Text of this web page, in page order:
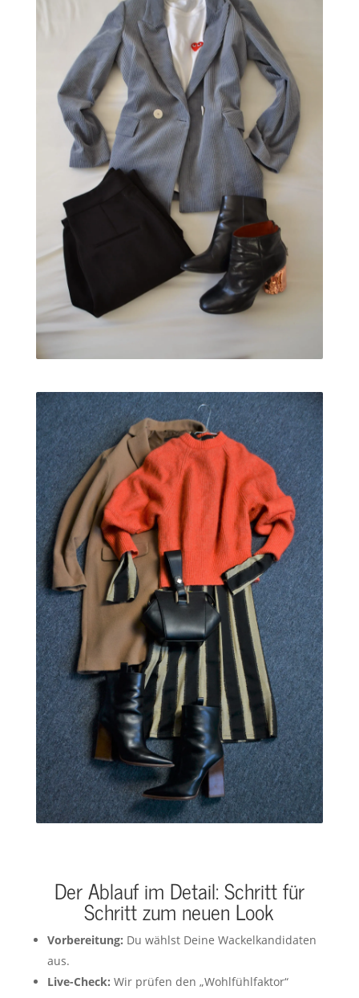
Der Ablauf im Detail: Schritt für
Schritt zum neuen Look
Vorbereitung: Du wählst Deine Wackelkandidaten
aus.
Live-Check: Wir prüfen den „Wohlfühlfaktor“